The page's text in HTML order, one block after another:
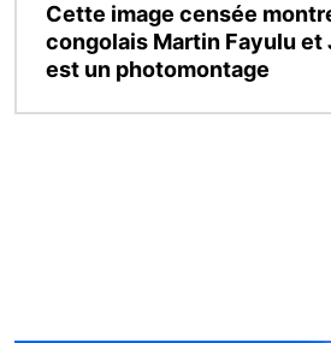
Cette image censée
congolais Martin Fayulu et
est un photomontage